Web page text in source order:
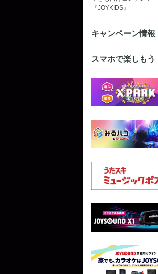
『JOYKIDS』
キャンペーン情報
スマホで楽しもう